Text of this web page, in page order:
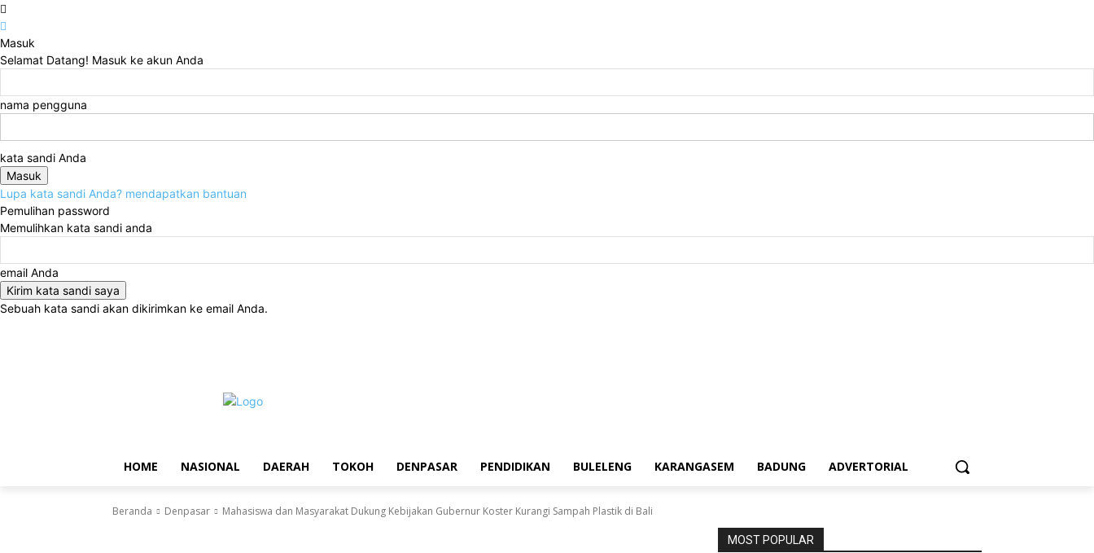
Masuk
Selamat Datang! Masuk ke akun Anda
nama pengguna
kata sandi Anda
Lupa kata sandi Anda? mendapatkan bantuan
Pemulihan password
Memulihkan kata sandi anda
email Anda
Sebuah kata sandi akan dikirimkan ke email Anda.
HOME NASIONAL DAERAH TOKOH DENPASAR PENDIDIKAN BULELENG KARANGASEM BADUNG ADVERTORIAL
Beranda Denpasar Mahasiswa dan Masyarakat Dukung Kebijakan Gubernur Koster Kurangi Sampah Plastik di Bali
MOST POPULAR